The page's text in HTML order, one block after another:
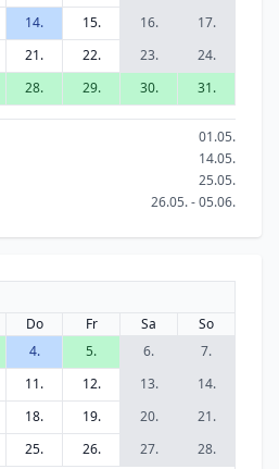
14. 15. 16.
17.
21. 22. 23.
24.
28. 29. 30. 31.
01.05.
14.05.
25.05.
26.05. - 05.06.
Do Fr Sa
So
4. 5. 6.
7.
11. 12. 13.
14.
18. 19. 20.
21.
25. 26. 27. 28.